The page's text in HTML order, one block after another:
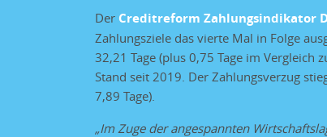
Der Creditreform Zahlungsindikator
Zahlungsziele das vierte Mal in Folge
32,21 Tage (plus 0,75 Tage im
Stand seit 2019. Der Zahlungsverzug
7,89 Tage).
„Im Zuge der angespannten